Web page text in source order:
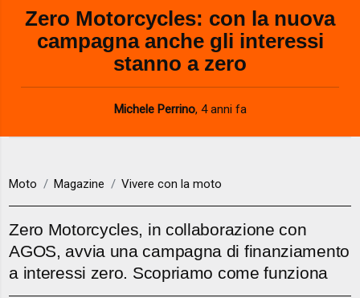
Zero Motorcycles: con la nuova
campagna anche gli interessi
stanno a zero
Michele Perrino, 4 anni fa
Moto Magazine Vivere con la moto
Zero Motorcycles, in collaborazione con
AGOS, avvia una campagna di finanziamento
a interessi zero. Scopriamo come funziona